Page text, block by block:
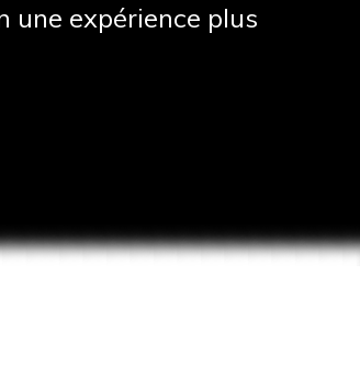
une expérience plus